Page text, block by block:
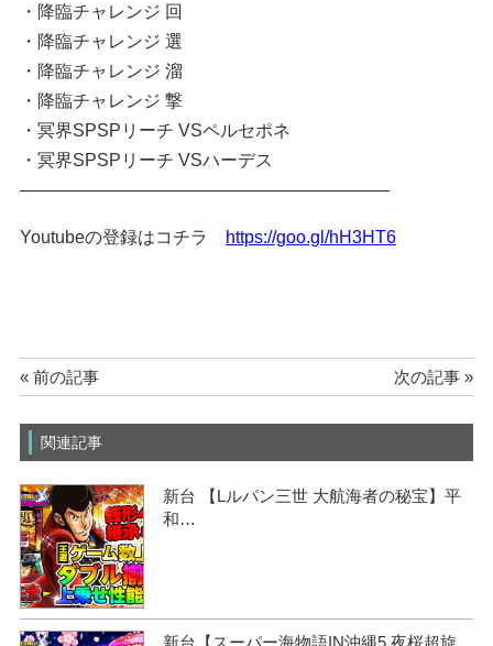
・降臨チャレンジ 回
・降臨チャレンジ 選
・降臨チャレンジ 溜
・降臨チャレンジ 撃
・冥界SPSPリーチ VSペルセポネ
・冥界SPSPリーチ VSハーデス
—————————————————————
Youtubeの登録はコチラ https://goo.gl/hH3HT6
« 前の記事 次の記事 »
関連記事
新台 【Lルパン三世 大航海者の秘宝】平
和…
新台【スーパー海物語IN沖縄5 夜桜超旋